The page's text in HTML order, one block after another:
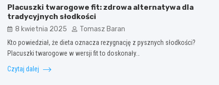
Placuszki twarogowe fit: zdrowa alternatywa dla
tradycyjnych słodkości
8 kwietnia 2025 Tomasz Baran
Kto powiedział, że dieta oznacza rezygnację z pysznych słodkości?
Placuszki twarogowe w wersji fit to doskonały…
Czytaj dalej